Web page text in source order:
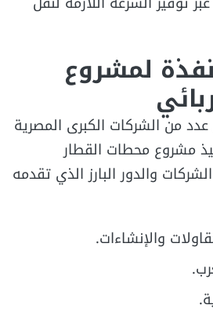
لمشروع
من الشركات الكبرى المصرية
مشروع محطات القطار
والدور البارز الذي تقدمه
والإنشاءات.